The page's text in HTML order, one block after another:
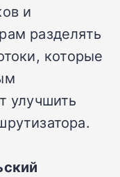
и
разделять
которые
улучшить